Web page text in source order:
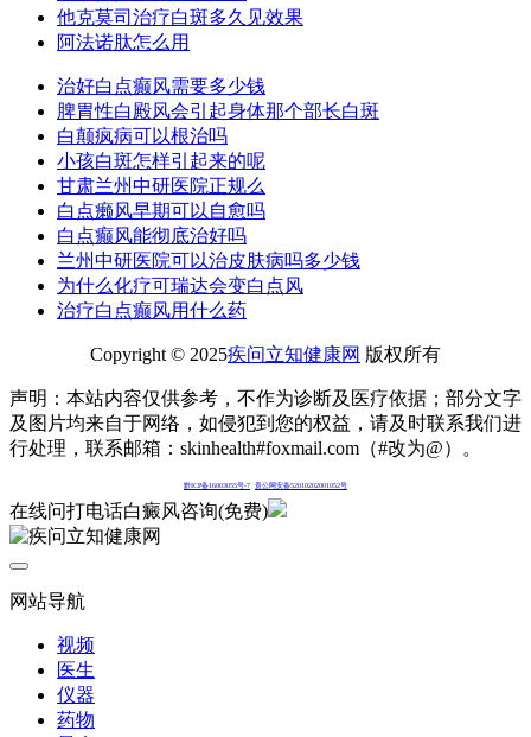
他克莫司治疗白斑多久见效果
阿法诺肽怎么用
治好白点癫风需要多少钱
脾胃性白殿风会引起身体那个部长白斑
白颠疯病可以根治吗
小孩白斑怎样引起来的呢
甘肃兰州中研医院正规么
白点癞风早期可以自愈吗
白点癫风能彻底治好吗
兰州中研医院可以治皮肤病吗多少钱
为什么化疗可瑞达会变白点风
治疗白点癫风用什么药
Copyright © 2025疾问立知健康网 版权所有
声明：本站内容仅供参考，不作为诊断及医疗依据；部分文字
及图片均来自于网络，如侵犯到您的权益，请及时联系我们进
行处理，联系邮箱：skinhealth#foxmail.com（#改为@）。
黔ICP备16003055号-7 贵公网安备52010202001052号
在线问打电话白癜风咨询(免费)
网站导航
视频
医生
仪器
药物